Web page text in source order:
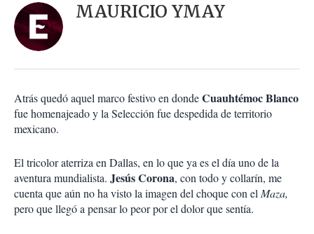
n
e
s
o
m
p
t
i
r
a
r
MAURICIO YMAY
Atrás quedó aquel marco festivo en dondeCuauhtémoc Blanco
fue homenajeado y la Selección fue despedida de territorio
mexicano.
El tricolor aterriza en Dallas, en lo que ya es el día uno de la
aventura mundialista. Jesús Corona, con todo y collarín, me
cuenta que aún no ha visto la imagen del choque con el Maza,
pero que llegó a pensar lo peor por el dolor que sentía.